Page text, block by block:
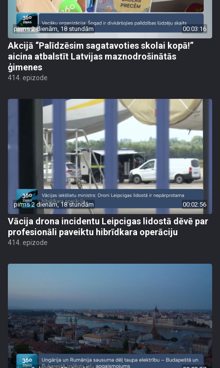
pirms 2 dienām, 18 stundām 00:03:16
Akcijā “Palīdzēsim sagatavoties skolai kopā!”
aicina atbalstīt Latvijas maznodrošinātās
ģimenes
414. epizode
pirms 2 dienām, 18 stundām 00:02:56
Vācija drona incidentu Leipcigas lidostā dēvē par
profesionāli paveiktu hibrīdkara operāciju
414. epizode